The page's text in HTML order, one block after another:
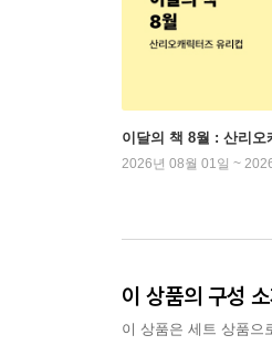
이달의 책 8월 : 산리오
2026년 08월 01일 ~
이 상품의 구성 소
이 상품은 세트 상품으